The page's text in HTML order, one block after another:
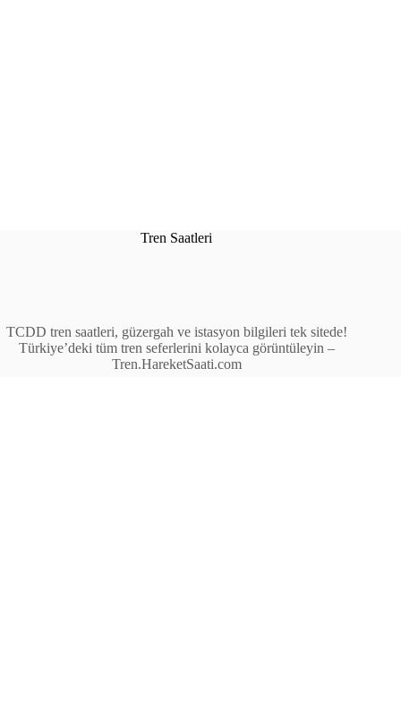
Tren Saatleri
TCDD tren saatleri, güzergah ve istasyon bilgileri tek sitede!
Türkiye’deki tüm tren seferlerini kolayca görüntüleyin –
Tren.HareketSaati.com